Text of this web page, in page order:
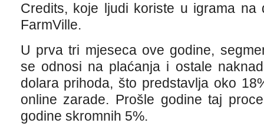
Credits, koje ljudi koriste u igrama
FarmVille.
U prva tri mjeseca ove godine,
se odnosi na plaćanja i ostale
dolara prihoda, što predstavlja oko
online zarade. Prošle godine taj
godine skromnih 5%.